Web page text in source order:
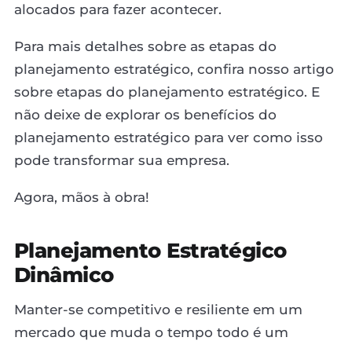
alocados para fazer acontecer.
Para mais detalhes sobre as etapas do
planejamento estratégico, confira nosso artigo
sobre etapas do planejamento estratégico. E
não deixe de explorar os benefícios do
planejamento estratégico para ver como isso
pode transformar sua empresa.
Agora, mãos à obra!
Planejamento Estratégico
Dinâmico
Manter-se competitivo e resiliente em um
mercado que muda o tempo todo é um